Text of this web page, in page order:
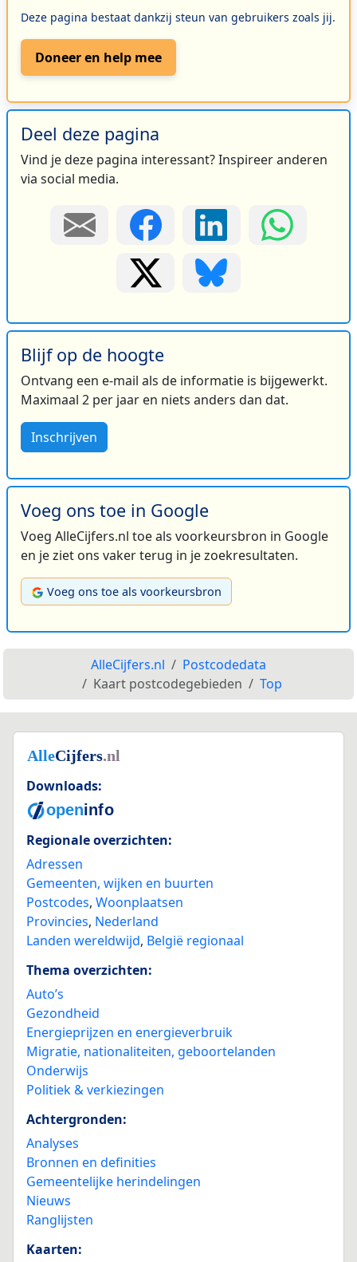
Deze pagina bestaat dankzij steun van gebruikers zoals jij.
Doneer en help mee
Deel deze pagina
Vind je deze pagina interessant? Inspireer anderen
via social media.
Blijf op de hoogte
Ontvang een e-mail als de informatie is bijgewerkt.
Maximaal 2 per jaar en niets anders dan dat.
Inschrijven
Voeg ons toe in Google
Voeg AlleCijfers.nl toe als voorkeursbron in Google
en je ziet ons vaker terug in je zoekresultaten.
Voeg ons toe als voorkeursbron
AlleCijfers.nl
Postcodedata
Kaart postcodegebieden
Top
Downloads:
Regionale overzichten:
Adressen
Gemeenten, wijken en buurten
Postcodes, Woonplaatsen
Provincies, Nederland
Landen wereldwijd, België regionaal
Thema overzichten:
Auto’s
Gezondheid
Energieprijzen en energieverbruik
Migratie, nationaliteiten, geboortelanden
Onderwijs
Politiek & verkiezingen
Achtergronden:
Analyses
Bronnen en definities
Gemeentelijke herindelingen
Nieuws
Ranglijsten
Kaarten: